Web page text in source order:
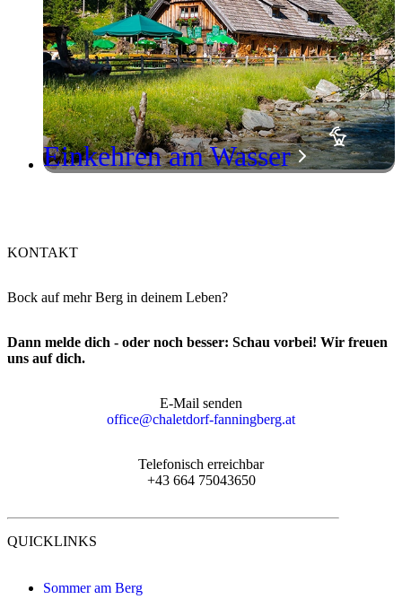
Einkehren am Wasser
KONTAKT
Bock auf mehr Berg in deinem Leben?
Dann melde dich - oder noch besser: Schau vorbei! Wir freuen
uns auf dich.
E-Mail senden
office@chaletdorf-fanningberg.at
Telefonisch erreichbar
+43 664 75043650
QUICKLINKS
Sommer am Berg